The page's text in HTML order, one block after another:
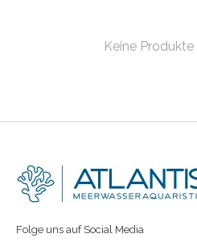
Keine
Folge uns auf Social Media